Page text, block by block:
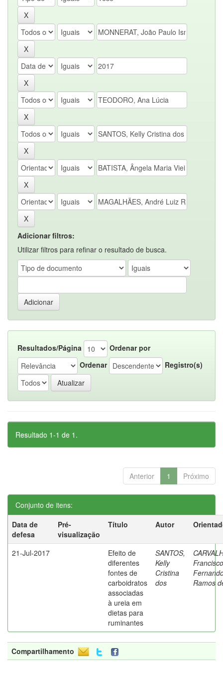
Adicionar filtros:
Utilizar filtros para refinar o resultado de busca.
Resultados/Página
Ordenar por
Ordenar
Registro(s)
Resultado 1-1 de 1.
Anterior 1 Próximo
Conjunto de itens:
Data de
defesa
Pré-
visualização
Título Autor
21-Jul-2017
Efeito de
diferentes
fontes de
carboidratos
associadas
à ureia em
dietas para
ruminantes
SANTOS,
Kelly
Cristina
dos
Francisco
Ramos
Compartilhamento